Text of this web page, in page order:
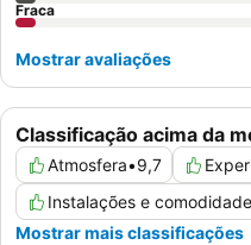
Classificação acima da
Atmosfera•9,7
Instalações e
Mostrar mais classificações
Fraca
Mostrar avaliações